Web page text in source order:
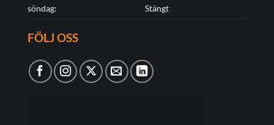
söndag:
Stängt
FÖLJ OSS